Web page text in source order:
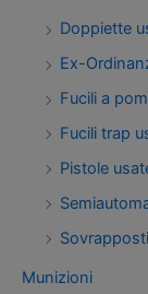
Doppiette
Ex-
Fucili a
Fucili trap
Pistole
Munizioni